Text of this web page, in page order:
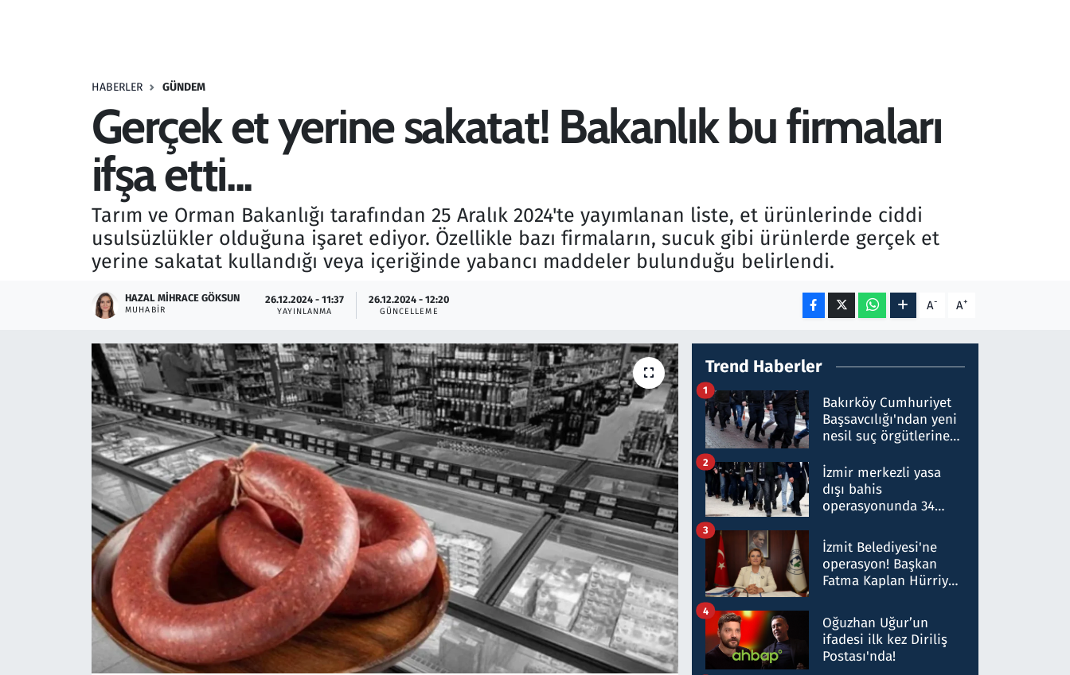
HABERLER GÜNDEM
Gerçek et yerine sakatat! Bakanlık bu firmaları
ifşa etti...
Tarım ve Orman Bakanlığı tarafından 25 Aralık 2024'te yayımlanan liste, et ürünlerinde ciddi
usulsüzlükler olduğuna işaret ediyor. Özellikle bazı firmaların, sucuk gibi ürünlerde gerçek et
yerine sakatat kullandığı veya içeriğinde yabancı maddeler bulunduğu belirlendi.
HAZAL MIHRACE GÖKSUN
MUHABIR
26.12.2024 - 11:37
YAYINLANMA
26.12.2024 - 12:20
GÜNCELLEME A- A+
Trend Haberler
Bakırköy Cumhuriyet
Başsavcılığı'ndan yeni
nesil suç örgütlerine
hakkında gözaltı kararı
1
İzmir merkezli yasa
dışı bahis
operasyonunda 34
Milyar liralık para
trafiği tespit edildi
2
İzmit Belediyesi'ne
operasyon! Başkan
Fatma Kaplan Hürriyet
3
Oğuzhan Uğur’un
ifadesi ilk kez Diriliş
Postası'nda!
4
Savunma Sanayi
Televizyon